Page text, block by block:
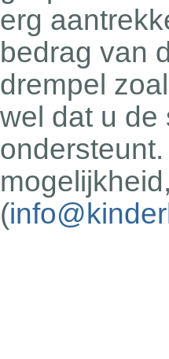
erg
bedrag van
drempel
wel dat u de
(